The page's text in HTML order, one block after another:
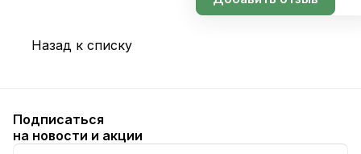
Назад к списку
Подписаться
на новости и акции